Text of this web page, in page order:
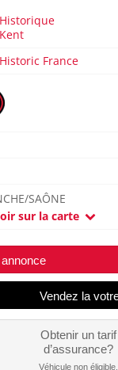
Historique
France
SAÔNE
sur la carte
annonce
Obtenir un tarif
d’assurance?
Véhicule non éligible.